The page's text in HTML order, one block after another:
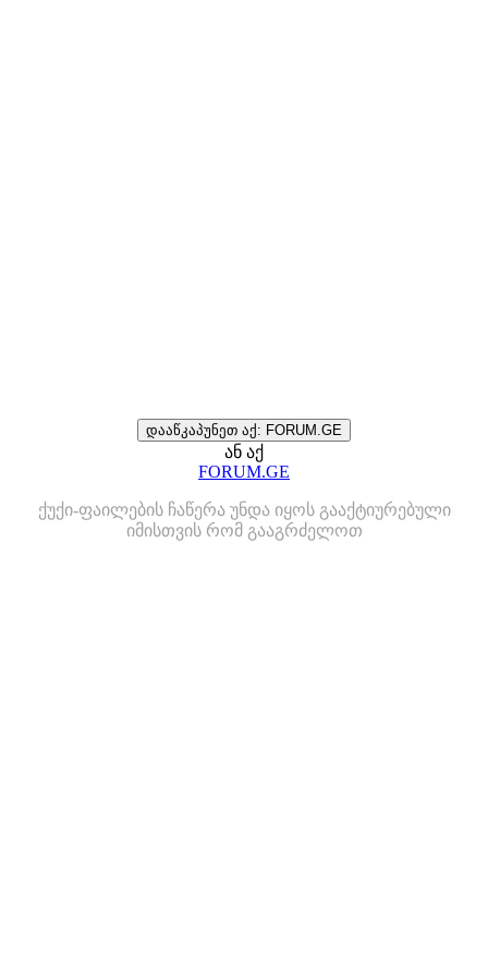
დააწკაპუნეთ აქ: FORUM.GE
ან აქ
FORUM.GE
ქუქი-ფაილების ჩაწერა უნდა იყოს გააქტიურებული
იმისთვის რომ გააგრძელოთ